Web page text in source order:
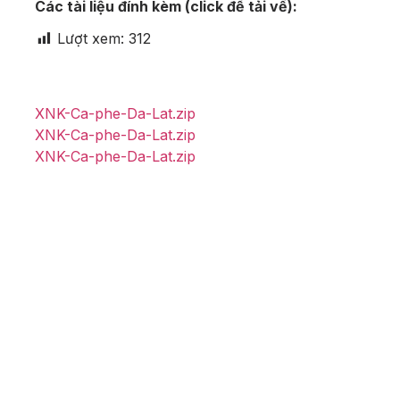
Các tài liệu đính kèm (click để tải về):
Lượt xem: 312
XNK-Ca-phe-Da-Lat.zip
XNK-Ca-phe-Da-Lat.zip
XNK-Ca-phe-Da-Lat.zip